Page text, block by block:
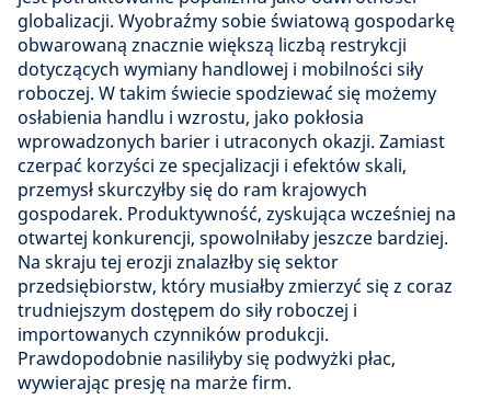
globalizacji. Wyobraźmy sobie światową gospodarkę
obwarowaną znacznie większą liczbą restrykcji
dotyczących wymiany handlowej i mobilności siły
roboczej. W takim świecie spodziewać się możemy
osłabienia handlu i wzrostu, jako pokłosia
wprowadzonych barier i utraconych okazji. Zamiast
czerpać korzyści ze specjalizacji i efektów skali,
przemysł skurczyłby się do ram krajowych
gospodarek. Produktywność, zyskująca wcześniej na
otwartej konkurencji, spowolniłaby jeszcze bardziej.
Na skraju tej erozji znalazłby się sektor
przedsiębiorstw, który musiałby zmierzyć się z coraz
trudniejszym dostępem do siły roboczej i
importowanych czynników produkcji.
Prawdopodobnie nasiliłyby się podwyżki płac,
wywierając presję na marże firm.